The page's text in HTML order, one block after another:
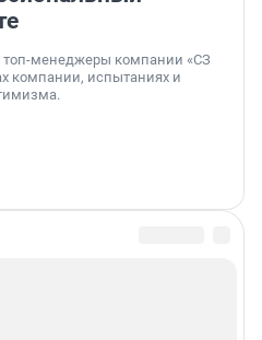
топ-менеджеры компании «СЗ
компании, испытаниях и